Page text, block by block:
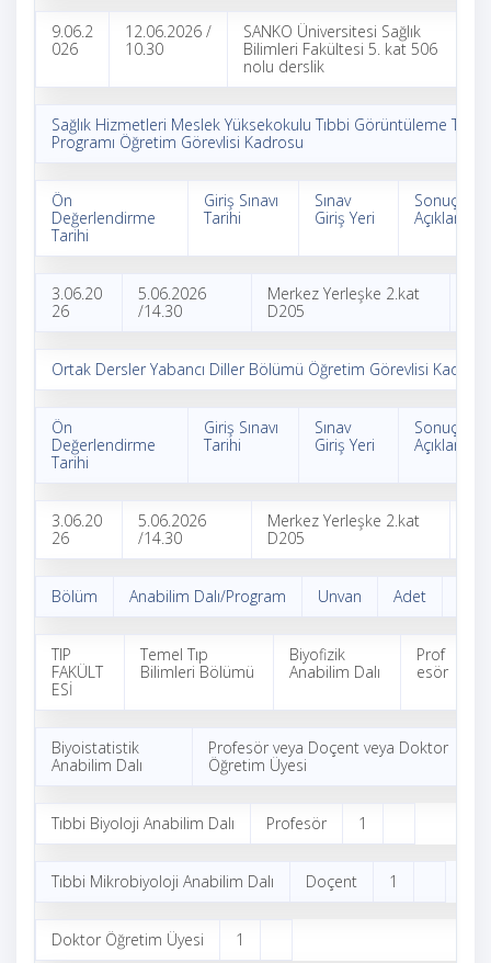
9.06.2
026
12.06.2026 /
10.30
SANKO Üniversitesi Sağlık
Bilimleri Fakültesi 5. kat 506
nolu derslik
Sağlık Hizmetleri Meslek Yüksekokulu Tıbbi Görüntüleme
Programı Öğretim Görevlisi Kadrosu
Ön
Değerlendirme
Tarihi
Giriş Sınavı
Tarihi
Sınav
Giriş Yeri
Sonuç
Açıklama
3.06.20
26
5.06.2026
/14.30
Merkez Yerleşke 2.kat
D205
Ortak Dersler Yabancı Diller Bölümü Öğretim Görevlisi Kadrosu
Ön
Değerlendirme
Tarihi
Giriş Sınavı
Tarihi
Sınav
Giriş Yeri
Sonuç
Açıklama
3.06.20
26
5.06.2026
/14.30
Merkez Yerleşke 2.kat
D205
Bölüm Anabilim Dalı/Program Unvan Adet
TIP
FAKÜLT
ESİ
Temel Tıp
Bilimleri Bölümü
Biyofizik
Anabilim Dalı
Prof
esör
Biyoistatistik
Anabilim Dalı
Profesör veya Doçent veya Doktor
Öğretim Üyesi
Tıbbi Biyoloji Anabilim Dalı Profesör 1
Tıbbi Mikrobiyoloji Anabilim Dalı Doçent 1
Doktor Öğretim Üyesi 1